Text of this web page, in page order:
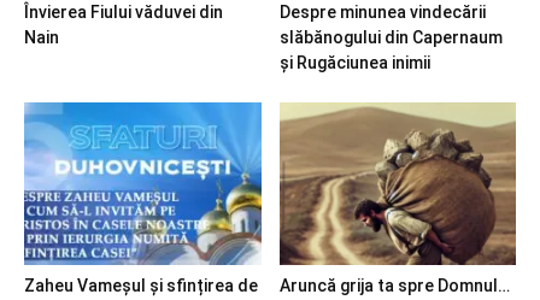
Învierea Fiului văduvei din
Nain
Despre minunea vindecării
slăbănogului din Capernaum
și Rugăciunea inimii
Zaheu Vameșul și sfințirea de
Aruncă grija ta spre Domnul…